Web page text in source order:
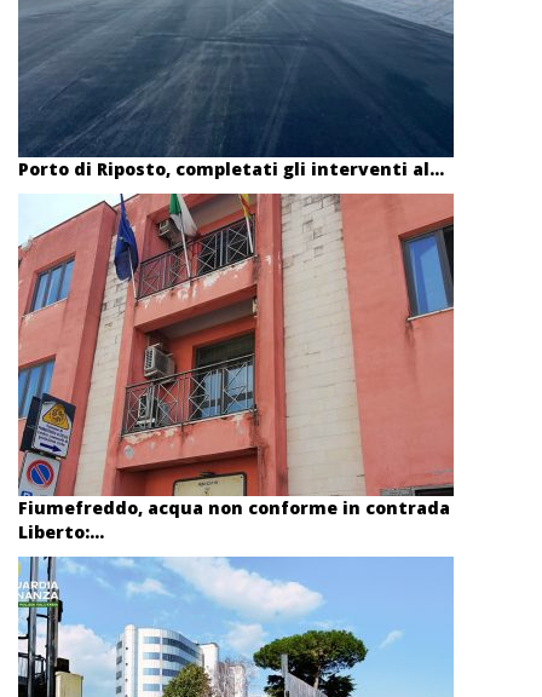
Porto di Riposto, completati gli interventi al...
Fiumefreddo, acqua non conforme in contrada
Liberto:...